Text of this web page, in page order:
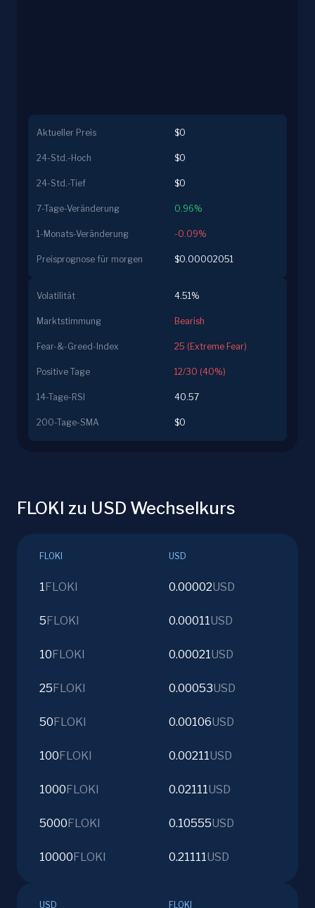
Aktueller Preis $0
24-Std.-Hoch $0
24-Std.-Tief $0
7-Tage-Veränderung 0.96%
1-Monats-Veränderung -0.09%
Preisprognose für morgen $0.00002051
Volatilität 4.51%
Marktstimmung Bearish
Fear-&-Greed-Index 25 (Extreme Fear)
Positive Tage 12/30 (40%)
14-Tage-RSI 40.57
200-Tage-SMA $0
FLOKI zu USD Wechselkurs
FLOKI USD
1 FLOKI 0.00002USD
5 FLOKI 0.00011USD
10 FLOKI 0.00021USD
25 FLOKI 0.00053USD
50 FLOKI 0.00106USD
100 FLOKI 0.00211USD
1000 FLOKI 0.02111USD
5000 FLOKI 0.10555USD
10000 FLOKI 0.21111USD
USD FLOKI